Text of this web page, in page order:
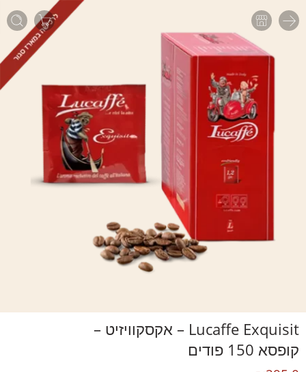
Lucaffe Exquisit – אקסקוויזיט –
קופסא 150 פודים